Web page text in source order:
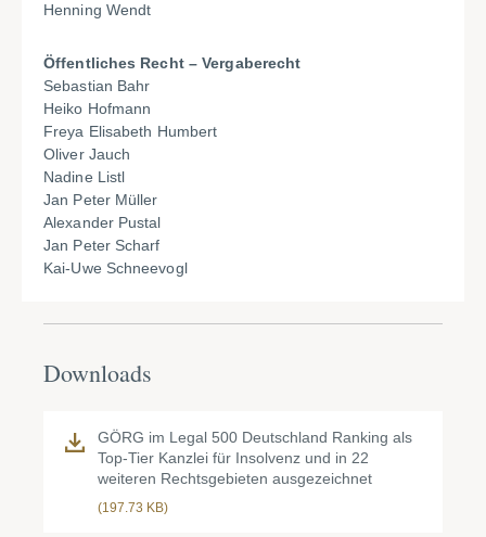
Henning Wendt
Öffentliches Recht – Vergaberecht
Sebastian Bahr
Heiko Hofmann
Freya Elisabeth Humbert
Oliver Jauch
Nadine Listl
Jan Peter Müller
Alexander Pustal
Jan Peter Scharf
Kai-Uwe Schneevogl
Downloads
GÖRG im Legal 500 Deutschland Ranking als
Top-Tier Kanzlei für Insolvenz und in 22
weiteren Rechtsgebieten ausgezeichnet
(197.73 KB)